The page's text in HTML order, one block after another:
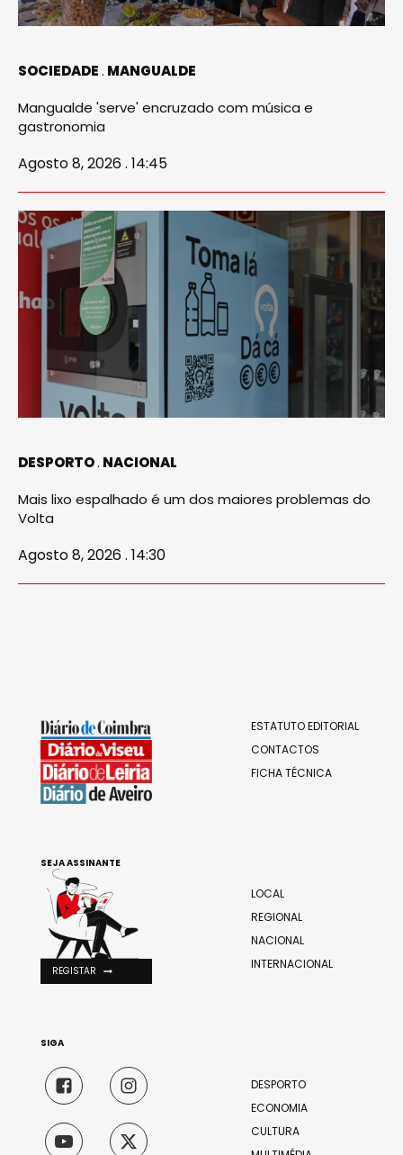
SOCIEDADE MANGUALDE
Mangualde 'serve' encruzado com música e
gastronomia
Agosto 8, 2026 . 14:45
DESPORTO NACIONAL
Mais lixo espalhado é um dos maiores problemas do
Volta
Agosto 8, 2026 . 14:30
ESTATUTO EDITORIAL
CONTACTOS
FICHA TÉCNICA
LOCAL
REGIONAL
NACIONAL
INTERNACIONAL
DESPORTO
ECONOMIA
CULTURA
SEJA ASSINANTE
REGISTAR
SIGA